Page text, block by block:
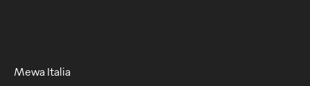
Mewa Italia